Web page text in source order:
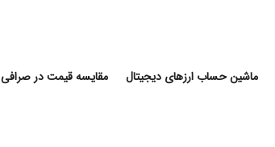
ماشین حساب ارزهای دیجیتال مقایسه قیمت در صرافی